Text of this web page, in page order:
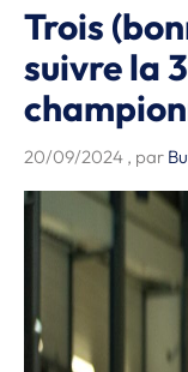
Trois
suivre la
20/09/2024 , par